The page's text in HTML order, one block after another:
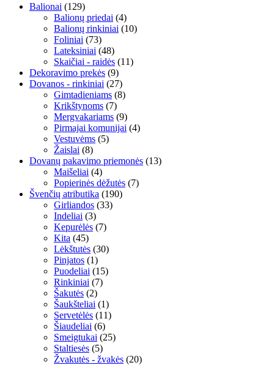
Balionai (129)
Balionų priedai (4)
Balionų rinkiniai (10)
Foliniai (73)
Lateksiniai (48)
Skaičiai - raidės (11)
Dekoravimo prekės (9)
Dovanos - rinkiniai (27)
Gimtadieniams (8)
Krikštynoms (7)
Mergvakariams (9)
Pirmajai komunijai (4)
Vestuvėms (5)
Žaislai (8)
Dovanų pakavimo priemonės (13)
Maišeliai (4)
Popierinės dėžutės (7)
Švenčių atributika (190)
Girliandos (33)
Indeliai (3)
Kepurėlės (7)
Kita (45)
Lėkštutės (30)
Pinjatos (1)
Puodeliai (15)
Rinkiniai (7)
Šakutės (2)
Šaukšteliai (1)
Servetėlės (11)
Šiaudeliai (6)
Smeigtukai (25)
Staltiesės (5)
Žvakutės - žvakės (20)